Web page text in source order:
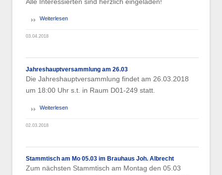
Alle Interessierten sind herzlich eingeladen!
Weiterlesen
03.04.2018
Jahreshauptversammlung am 26.03
Die Jahreshauptversammlung findet am 26.03.2018
um 18:00 Uhr s.t. in Raum D01-249 statt.
Weiterlesen
02.03.2018
Stammtisch am Mo 05.03 im Brauhaus Joh. Albrecht
Zum nächsten Stammtisch am Montag den 05.03